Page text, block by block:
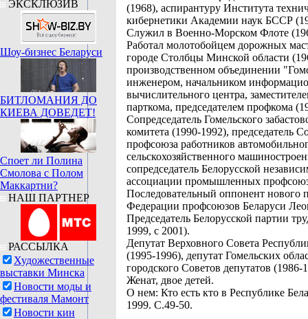
ЭКСКЛЮЗИВ
Шоу-бизнес Беларуси
БИТЛОМАНИЯ ДО
КИЕВА ДОВЕДЕТ!
Споет ли Полина
Смолова с Полом
Маккартни?
НАШ ПАРТНЕР
РАССЫЛКА
Художественные
выставки Минска
Новости моды и
фестиваля Мамонт
Новости кин
(1968), аспирантуру Института
кибернетики Академии наук БССР
Служил в Военно-Морском Флоте
Работал молотобойцем дорожных
городе Столбцы Минской области
производственном объединении
инженером, начальником
вычислительного центра,
парткома, председателем профкома
Сопредседатель Гомельского
комитета (1990-1992), председатель
профсоюза работников
сельскохозяйственного
сопредседатель Белорусской
ассоциации промышленных
Последовательный оппонент нового
Федерации профсоюзов Беларуси
Председатель Белорусской партии
1999, с 2001).
Депутат Верховного Совета
(1995-1996), депутат Гомельских
городского Советов депутатов (1986-
Женат, двое детей.
О нем: Кто есть кто в Республике
1999. С.49-50.